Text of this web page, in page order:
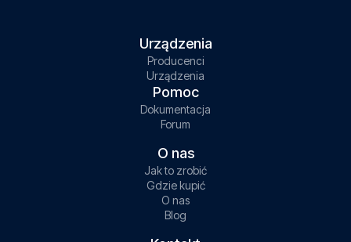
Urządzenia
Producenci
Urządzenia
Pomoc
Dokumentacja
Forum
O nas
Jak to zrobić
Gdzie kupić
O nas
Blog